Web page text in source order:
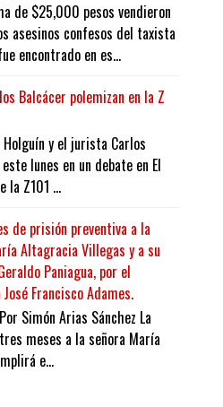
de $25,000 pesos vendieron
asesinos confesos del taxista
encontrado en es...
Balcácer polemizan en la Z
y el jurista Carlos
lunes en un debate en El
la Z101 ...
de prisión preventiva a la
Altagracia Villegas y a su
Paniagua, por el
Francisco Adames.
Simón Arias Sánchez La
meses a la señora María
e...